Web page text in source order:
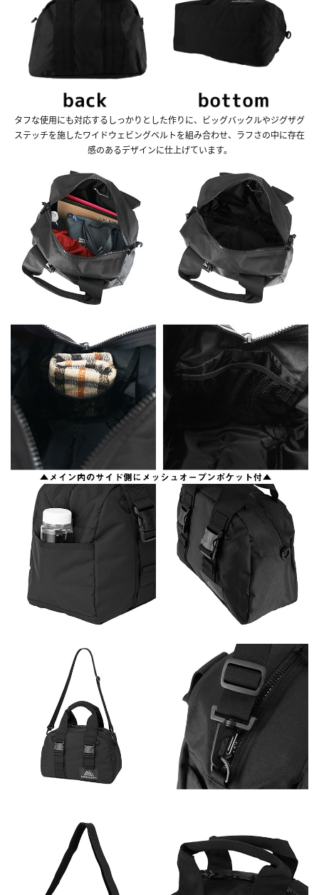
タフな使用にも対応するしっかりとした作りに、ビッグバックルやジグザグ
ステッチを施したワイドウェビングベルトを組み合わせ、ラフさの中に存在
感のあるデザインに仕上げています。